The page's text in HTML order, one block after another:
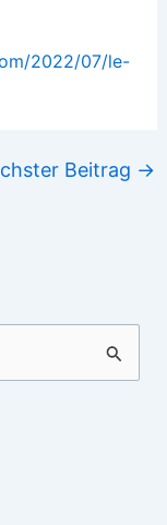
2022/07/le-
Beitrag →